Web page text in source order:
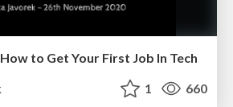
to Get Your First Job In Tech
1 660